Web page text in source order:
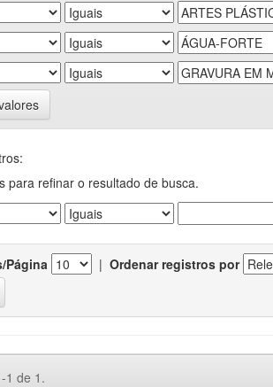
para refinar o resultado de busca.
Página | Ordenar registros por
1 de 1.